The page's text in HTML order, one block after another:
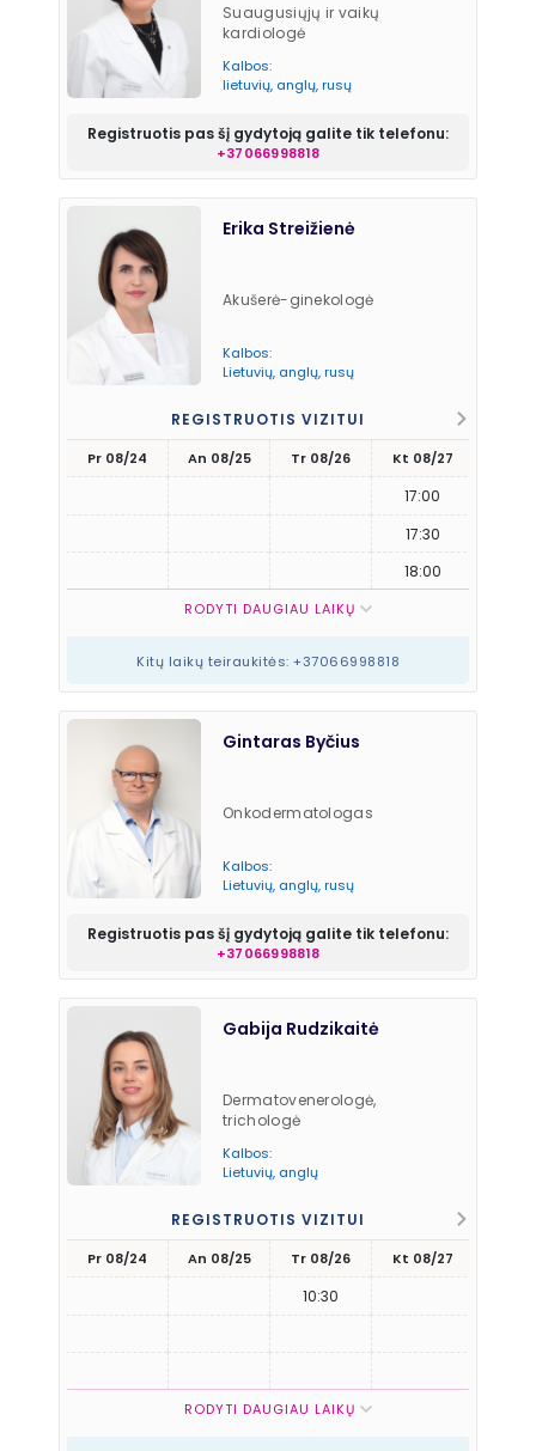
Suaugusiųjų ir vaikų
kardiologė
Kalbos:
lietuvių, anglų, rusų
Registruotis pas šį gydytoją galite tik telefonu:
+37066998818
Erika Streižienė
Akušerė-ginekologė
Kalbos:
Lietuvių, anglų, rusų
REGISTRUOTIS VIZITUI
Pr 08/24 An 08/25 Tr 08/26 Kt 08/27
17:00
17:30
18:00
RODYTI DAUGIAU LAIKŲ
Kitų laikų teiraukitės: +37066998818
Gintaras Byčius
Onkodermatologas
Kalbos:
Lietuvių, anglų, rusų
Registruotis pas šį gydytoją galite tik telefonu:
+37066998818
Gabija Rudzikaitė
Dermatovenerologė,
trichologė
Kalbos:
Lietuvių, anglų
REGISTRUOTIS VIZITUI
Pr 08/24 An 08/25 Tr 08/26
10:30
Kt 08/27
RODYTI DAUGIAU LAIKŲ